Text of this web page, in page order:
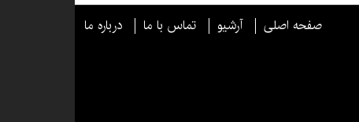
صفحه اصلی آرشیو تماس با ما درباره ما